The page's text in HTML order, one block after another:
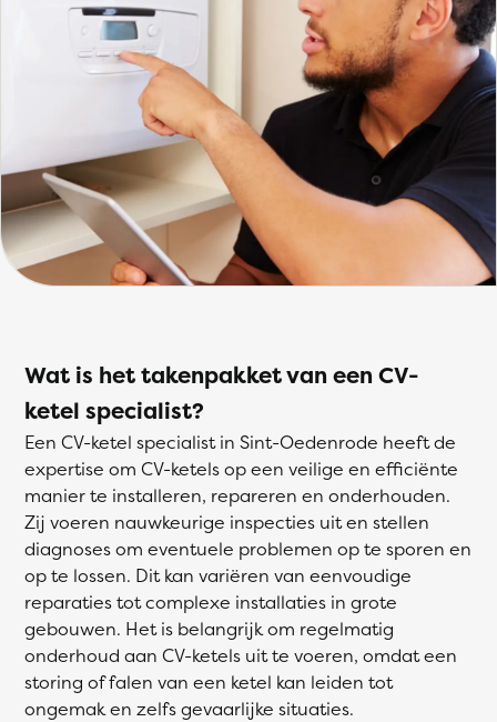
Wat is het takenpakket van een CV-
ketel specialist?
Een CV-ketel specialist in Sint-Oedenrode heeft de
expertise om CV-ketels op een veilige en efficiënte
manier te installeren, repareren en onderhouden.
Zij voeren nauwkeurige inspecties uit en stellen
diagnoses om eventuele problemen op te sporen en
op te lossen. Dit kan variëren van eenvoudige
reparaties tot complexe installaties in grote
gebouwen. Het is belangrijk om regelmatig
onderhoud aan CV-ketels uit te voeren, omdat een
storing of falen van een ketel kan leiden tot
ongemak en zelfs gevaarlijke situaties.